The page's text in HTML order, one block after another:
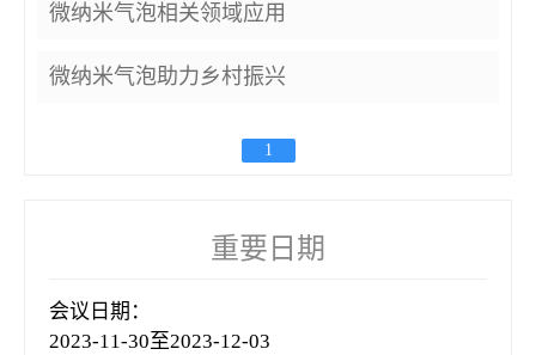
微纳米气泡相关领域应用
微纳米气泡助力乡村振兴
1
重要日期
会议日期：
2023-11-30至2023-12-03